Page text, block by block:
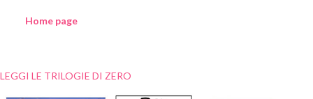
Home page
LEGGI LE TRILOGIE DI ZERO